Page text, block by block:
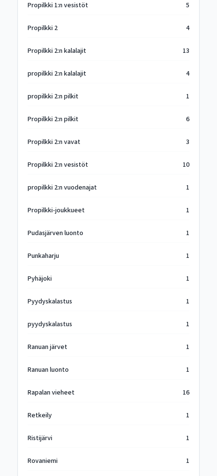
Propilkki 1:n vesistöt 5
Propilkki 2 4
Propilkki 2:n kalalajit 13
propilkki 2:n kalalajit 4
propilkki 2:n pilkit 1
Propilkki 2:n pilkit 6
Propilkki 2:n vavat 3
Propilkki 2:n vesistöt 10
propilkki 2:n vuodenajat 1
Propilkki-joukkueet 1
Pudasjärven luonto 1
Punkaharju 1
Pyhäjoki 1
Pyydyskalastus 1
pyydyskalastus 1
Ranuan järvet 1
Ranuan luonto 1
Rapalan vieheet 16
Retkeily 1
Ristijärvi 1
Rovaniemi 1